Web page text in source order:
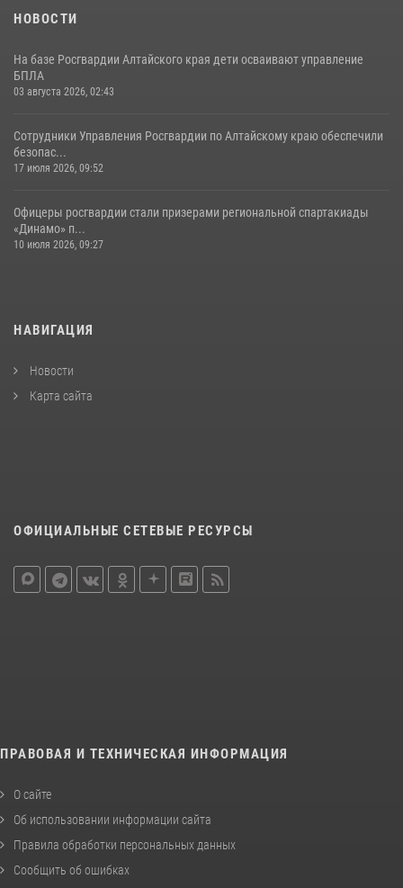
НОВОСТИ
На базе Росгвардии Алтайского края дети осваивают управление
БПЛА
03 августа 2026, 02:43
Сотрудники Управления Росгвардии по Алтайскому краю обеспечили
безопас...
17 июля 2026, 09:52
Офицеры росгвардии стали призерами региональной спартакиады
«Динамо» п...
10 июля 2026, 09:27
НАВИГАЦИЯ
Новости
Карта сайта
ОФИЦИАЛЬНЫЕ СЕТЕВЫЕ РЕСУРСЫ
ПРАВОВАЯ И ТЕХНИЧЕСКАЯ ИНФОРМАЦИЯ
О сайте
Об использовании информации сайта
Правила обработки персональных данных
Сообщить об ошибках